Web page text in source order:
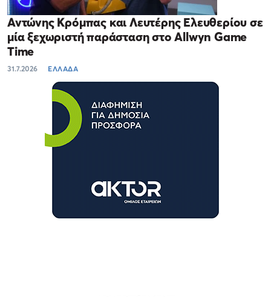
Αντώνης Κρόμπας και Λευτέρης Ελευθερίου σε
μία ξεχωριστή παράσταση στο Allwyn Game
Time
31.7.2026 ΕΛΛΑΔΑ